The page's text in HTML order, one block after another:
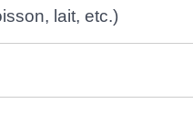
lait, etc.)